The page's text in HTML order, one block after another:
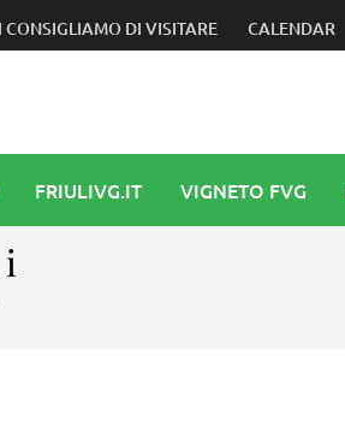
a camminare con noi
CONSIGLIAMO DI VISITARE CALENDAR
FRIULIVG.IT VIGNETO FVG
i